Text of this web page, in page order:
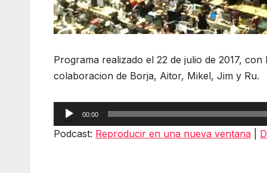
Programa realizado el 22 de julio de 2017,
colaboracion de Borja, Aitor, Mikel, Jim y Ru.
Reproductor
de
audio
00:00
Podcast: Reproducir en una nueva ventana